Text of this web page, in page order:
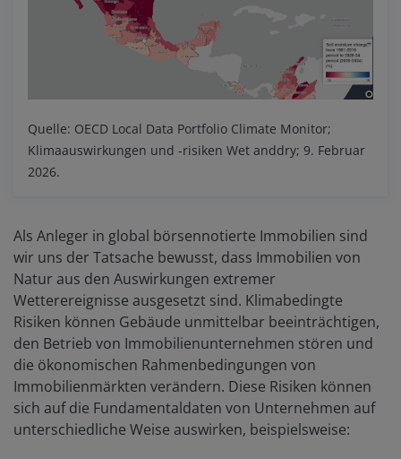
Quelle: OECD Local Data Portfolio Climate Monitor;
Klimaauswirkungen und -risiken Wet anddry; 9. Februar
2026.
Als Anleger in global börsennotierte Immobilien sind
wir uns der Tatsache bewusst, dass Immobilien von
Natur aus den Auswirkungen extremer
Wetterereignisse ausgesetzt sind. Klimabedingte
Risiken können Gebäude unmittelbar beeinträchtigen,
den Betrieb von Immobilienunternehmen stören und
die ökonomischen Rahmenbedingungen von
Immobilienmärkten verändern. Diese Risiken können
sich auf die Fundamentaldaten von Unternehmen auf
unterschiedliche Weise auswirken, beispielsweise: